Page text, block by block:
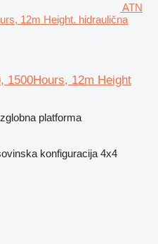
ATN
12m Height. hidraulična
1500Hours, 12m Height
platforma
konfiguracija 4x4